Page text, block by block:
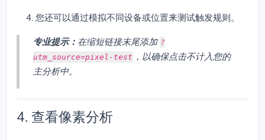
您还可以通过模拟不同设备或位置来测试触发规则。
专业提示： 在缩短链接末尾添加 ?
utm_source=pixel-test ，以确保点击不计入您的
主分析中。
4. 查看像素分析